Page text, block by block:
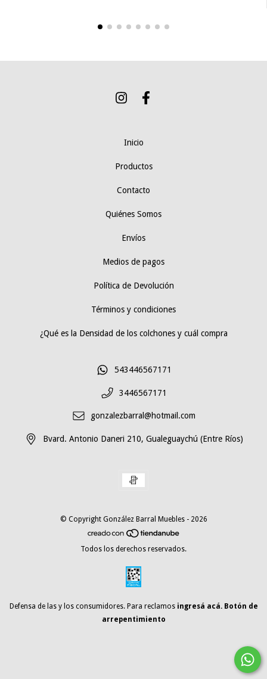
Inicio
Productos
Contacto
Quiénes Somos
Envíos
Medios de pagos
Política de Devolución
Términos y condiciones
¿Qué es la Densidad de los colchones y cuál compra
543446567171
3446567171
gonzalezbarral@hotmail.com
Bvard. Antonio Daneri 210, Gualeguaychú (Entre Ríos)
© Copyright González Barral Muebles - 2026
Todos los derechos reservados.
Defensa de las y los consumidores. Para reclamos ingresá acá. Botón de
arrepentimiento